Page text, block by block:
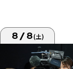
8/8(土)